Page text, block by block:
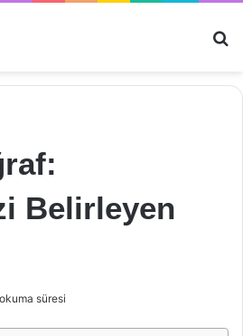
Belirleyen
süresi